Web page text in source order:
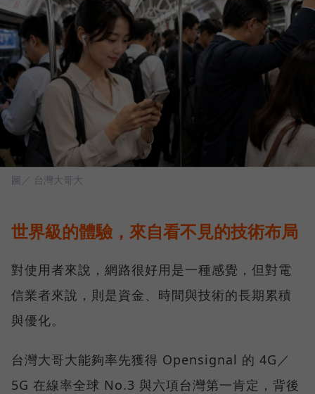
圖／ 台灣大哥大
世界級的體驗，來自看不見的技術布局
對使用者來說，網路很好用是一種感覺，但對電
信業者來說，則是資金、時間與技術的長期累積
與優化。
台灣大哥大能夠率先獲得 Opensignal 的 4G／
5G 在線率全球 No.3 與六項台灣第一肯定，背後